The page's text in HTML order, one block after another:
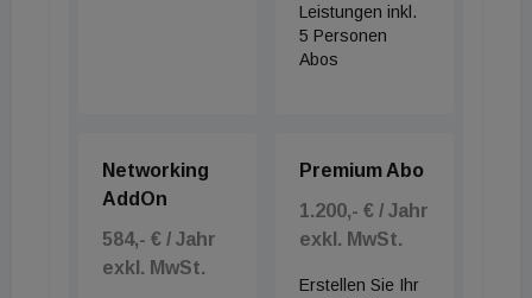
Leistungen inkl.
5 Personen
Abos
Networking
AddOn
584,- € / Jahr
exkl. MwSt.
Premium Abo
1.200,- € / Jahr
exkl. MwSt.
Erstellen Sie Ihr